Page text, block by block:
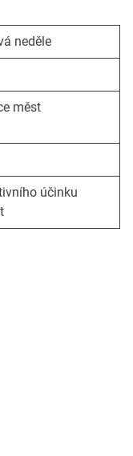
neděle
měst
účinku